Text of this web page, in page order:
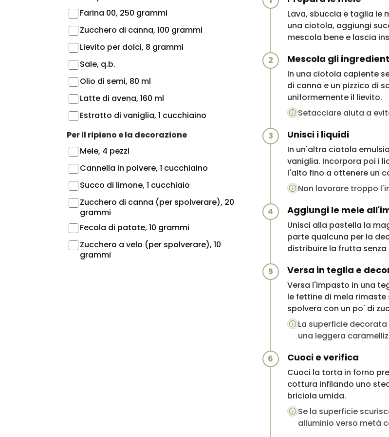
Farina 00, 250 grammi
Zucchero di canna, 100 grammi
Lievito per dolci, 8 grammi
Sale, q.b.
Olio di semi, 80 ml
Latte di avena, 160 ml
Estratto di vaniglia, 1 cucchiaino
Per il ripieno e la decorazione
Mele, 4 pezzi
Cannella in polvere, 1 cucchiaino
Succo di limone, 1 cucchiaio
Zucchero di canna (per spolverare), 20
grammi
Fecola di patate, 10 grammi
Zucchero a velo (per spolverare), 10
grammi
Lava, sbuccia e taglia le
una ciotola, aggiungi
mescola bene e lascia
2 Mescola gli
In una ciotola capiente
di canna e un pizzico di
uniformemente il lievito.
Setacciare aiuta a
3 Unisci i liquidi
In un'altra ciotola
vaniglia. Incorpora poi i
l'alto fino a ottenere un
Non lavorare troppo
4 Aggiungi le mele
Unisci alla pastella la
parte qualcuna per la
distribuire la frutta
5 Versa in teglia e
Versa l'impasto in una
le fettine di mela
spolvera con un po' di
La superficie
una leggera
6 Cuoci e verifica
Cuoci la torta in forno
cottura infilando uno
briciola umida.
Se la superficie
alluminio verso metà